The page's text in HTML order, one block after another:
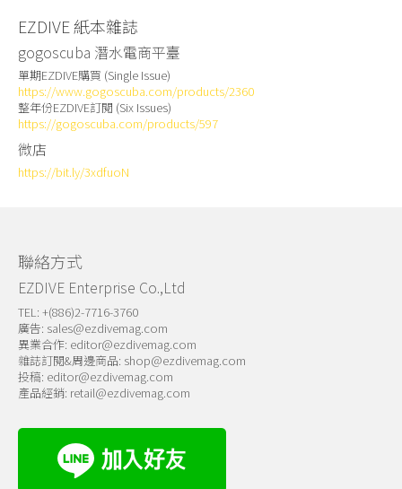
EZDIVE 紙本雜誌
gogoscuba 潛水電商平臺
單期EZDIVE購買 (Single Issue)
https://www.gogoscuba.com/products/2360
整年份EZDIVE訂閱 (Six Issues)
https://gogoscuba.com/products/597
微店
https://bit.ly/3xdfuoN
聯絡方式
EZDIVE Enterprise Co.,Ltd
TEL: +(886)2-7716-3760
廣告: sales@ezdivemag.com
異業合作: editor@ezdivemag.com
雜誌訂閱&周邊商品: shop@ezdivemag.com
投稿: editor@ezdivemag.com
產品經銷: retail@ezdivemag.com